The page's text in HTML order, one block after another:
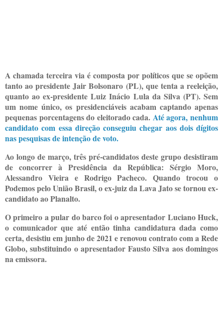
A chamada terceira via é composta por políticos que se opõem
tanto ao presidente Jair Bolsonaro (PL), que tenta a reeleição,
quanto ao ex-presidente Luiz Inácio Lula da Silva (PT). Sem
um nome único, os presidenciáveis acabam captando apenas
pequenas porcentagens do eleitorado cada. Até agora, nenhum
candidato com essa direção conseguiu chegar aos dois dígitos
nas pesquisas de intenção de voto.
Ao longo de março, três pré-candidatos deste grupo desistiram
de concorrer à Presidência da República: Sérgio Moro,
Alessandro Vieira e Rodrigo Pacheco. Quando trocou o
Podemos pelo União Brasil, o ex-juiz da Lava Jato se tornou ex-
candidato ao Planalto.
O primeiro a pular do barco foi o apresentador Luciano Huck,
o comunicador que até então tinha candidatura dada como
certa, desistiu em junho de 2021 e renovou contrato com a Rede
Globo, substituindo o apresentador Fausto Silva aos domingos
na emissora.